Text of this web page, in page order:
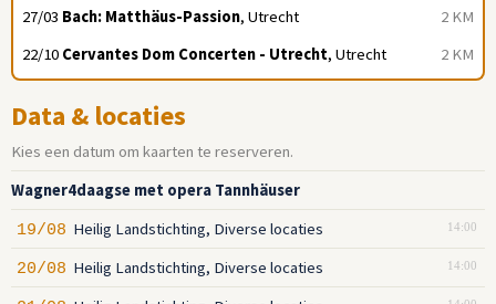
2 KM
27/03 Bach: Matthäus-Passion, Utrecht
2 KM
22/10 Cervantes Dom Concerten - Utrecht, Utrecht
Data & locaties
Kies een datum om kaarten te reserveren.
Wagner4daagse met opera Tannhäuser
14:00
19/08 Heilig Landstichting, Diverse locaties
14:00
20/08 Heilig Landstichting, Diverse locaties